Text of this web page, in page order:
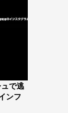
で逃
ンフ